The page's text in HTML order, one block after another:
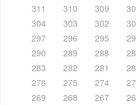
311
310 309
304
303 302
297
296 295
290
289 288
283
282 281
276
275 274
269
268 267